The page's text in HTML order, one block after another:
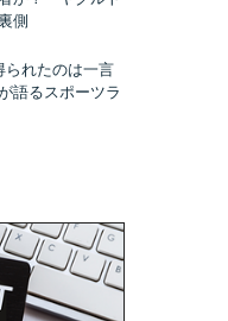
側
られたのは一言
語るスポーツラ